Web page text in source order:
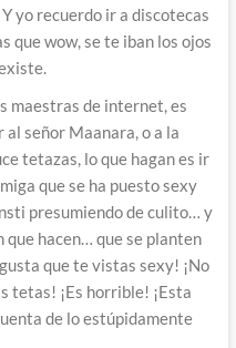
yo recuerdo ir a discotecas
que wow, se te iban los ojos
maestras de internet, es
señor Maanara, o a la
tetazas, lo que hagan es ir
que se ha puesto sexy
presumiendo de culito… y
que hacen… que se planten
que te vistas sexy! ¡No
tetas! ¡Es horrible! ¡Esta
de lo estúpidamente